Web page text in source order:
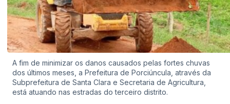
A fim de minimizar os danos causados pelas fortes chuvas
dos últimos meses, a Prefeitura de Porciúncula, através da
Subprefeitura de Santa Clara e Secretaria de Agricultura,
está atuando nas estradas do terceiro distrito.